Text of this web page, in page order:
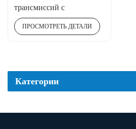
трансмиссий с
превосходной
износостойкостью 8#18л
ПРОСМОТРЕТЬ ДЕТАЛИ
Категории